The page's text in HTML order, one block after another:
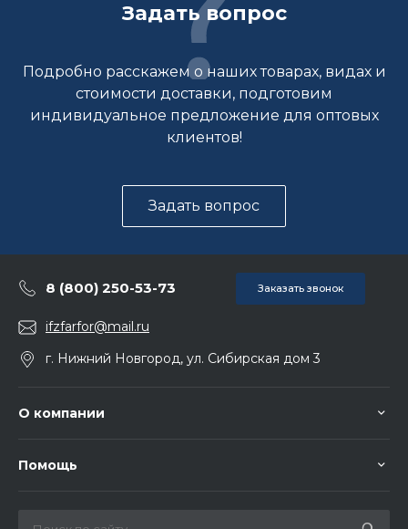
Задать вопрос
Подробно расскажем о наших товарах, видах и
стоимости доставки, подготовим
индивидуальное предложение для оптовых
клиентов!
Задать вопрос
8 (800) 250-53-73 Заказать звонок
ifzfarfor@mail.ru
г. Нижний Новгород, ул. Сибирская дом 3
О компании
Помощь